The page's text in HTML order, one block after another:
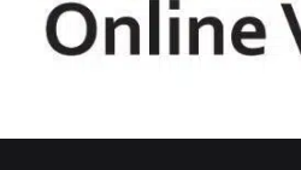
Luftverkehrskaufmann